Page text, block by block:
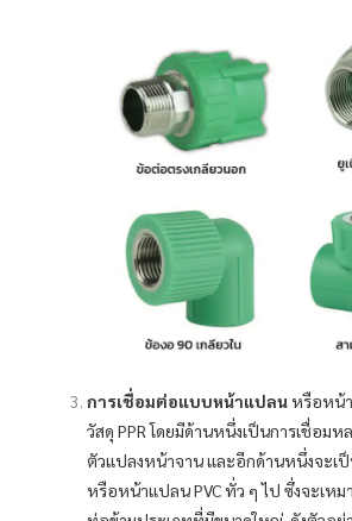
การเชื่อมต่อแบบหน้าแปลนหรือหน้
วัสดุ PPR โดยมีด้านหนึ่งเป็นการเชื่อม
ตัวแปลงหน้าจาน และอีกด้านหนึ่งจะเ
หรือหน้าแปลน PVC ทั่ว ๆ ไป ซึ่งจะเห